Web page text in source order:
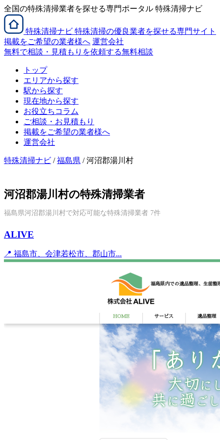
全国の特殊清掃業者を探せる専門ポータル 特殊清掃ナビ
特殊清掃ナビ 特殊清掃の優良業者を探せる専門サイト
掲載をご希望の業者様へ 運営会社
無料で相談・見積もりを依頼する無料相談
トップ
エリアから探す
駅から探す
現在地から探す
お役立ちコラム
ご相談・お見積もり
掲載をご希望の業者様へ
運営会社
特殊清掃ナビ /福島県 / 河沼郡湯川村
河沼郡湯川村の特殊清掃業者
福島県河沼郡湯川村で対応可能な特殊清掃業者 7件
ALIVE
📍 福島市、会津若松市、郡山市...